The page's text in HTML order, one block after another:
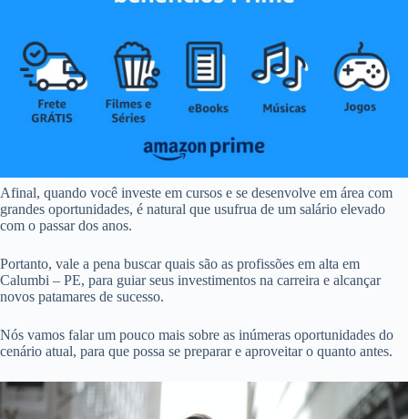
Afinal, quando você investe em cursos e se desenvolve em área com
grandes oportunidades, é natural que usufrua de um salário elevado
com o passar dos anos.
Portanto, vale a pena buscar quais são as profissões em alta em
Calumbi – PE, para guiar seus investimentos na carreira e alcançar
novos patamares de sucesso.
Nós vamos falar um pouco mais sobre as inúmeras oportunidades do
cenário atual, para que possa se preparar e aproveitar o quanto antes.